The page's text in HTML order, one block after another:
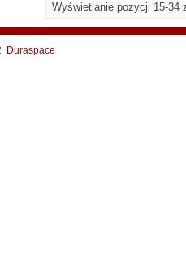
Wyświetlanie pozycji 15-34
Duraspace